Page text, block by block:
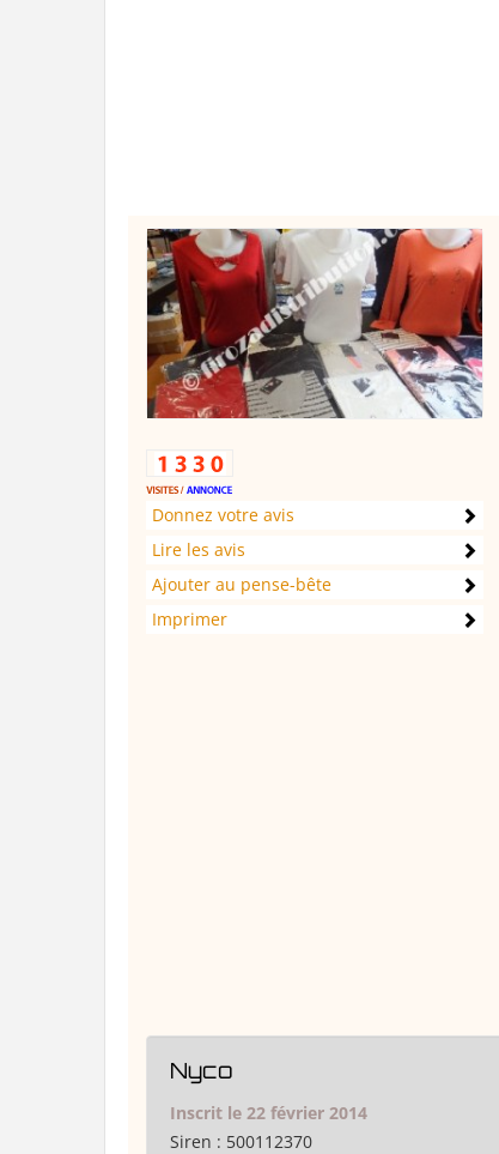
Donnez votre avis
Lire les avis
Ajouter au pense-bête
Imprimer
Nyco
Inscrit le 22 février 2014
Siren : 500112370